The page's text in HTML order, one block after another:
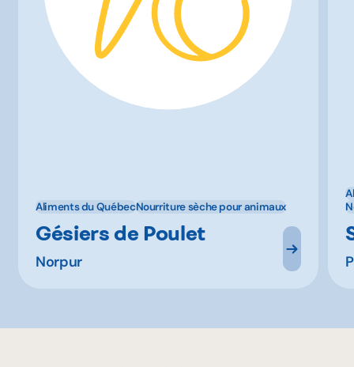
Aliments du QuébecNourriture sèche pour animaux
Gésiers de Poulet
Norpur